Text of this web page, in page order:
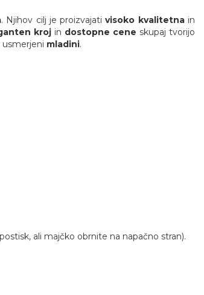
. Njihov cilj je proizvajativisoko kvalitetnain
kroj in dostopne cene skupaj tvorijo
mladini.
ali majčko obrnite na napačno stran).